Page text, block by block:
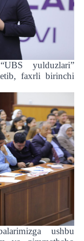
yulduzlari”
faxrli birinchi
ushbu